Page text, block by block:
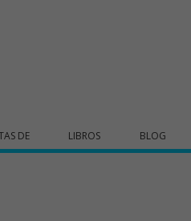
DE LIBROS BLOG